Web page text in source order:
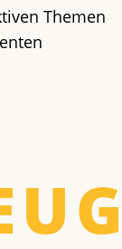
Themen